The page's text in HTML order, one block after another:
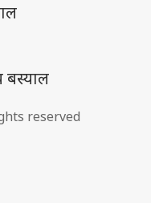
बस्याल
reserved